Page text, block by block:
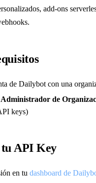
add-ons
de Dailybot con una
Administrador de
keys)
API Key
en tu dashboard de